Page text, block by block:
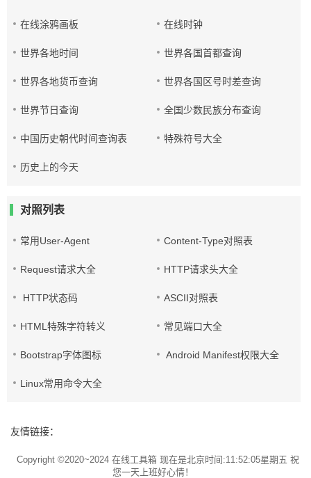
在线涂鸦画板 在线时钟
世界各地时间 世界各国首都查询
世界各地货币查询 世界各国区号时差查询
世界节日查询 全国少数民族分布查询
中国历史朝代时间查询表 特殊符号大全
历史上的今天
对照列表
常用User-Agent Content-Type对照表
Request请求大全 HTTP请求头大全
HTTP状态码 ASCII对照表
HTML特殊字符转义 常见端口大全
Bootstrap字体图标 Android Manifest权限大全
Linux常用命令大全
友情链接：
Copyright ©2020~2024 在线工具箱现在是北京时间:11:52:05星期五 祝
您一天上班好心情！